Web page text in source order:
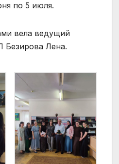
по 5 июля.
вела ведущий
Безирова Лена.